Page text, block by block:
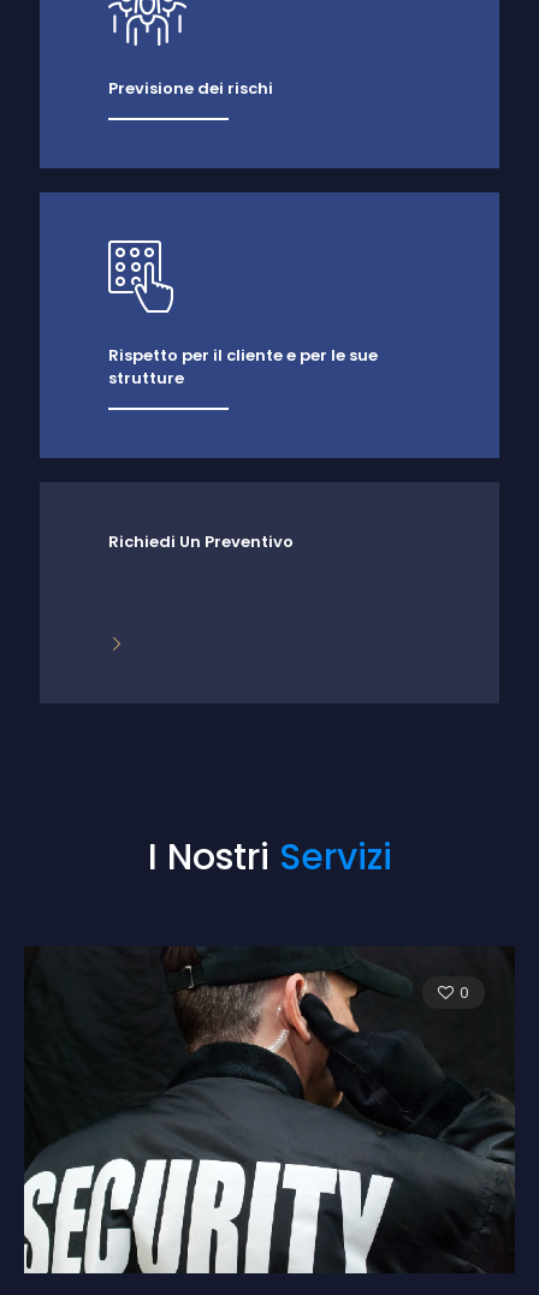
Previsione dei rischi
Rispetto per il cliente e per le sue
strutture
Richiedi Un Preventivo
I Nostri Servizi
0